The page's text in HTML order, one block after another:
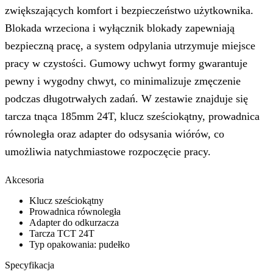
zwiększających komfort i bezpieczeństwo użytkownika.
Blokada wrzeciona i wyłącznik blokady zapewniają
bezpieczną pracę, a system odpylania utrzymuje miejsce
pracy w czystości. Gumowy uchwyt formy gwarantuje
pewny i wygodny chwyt, co minimalizuje zmęczenie
podczas długotrwałych zadań. W zestawie znajduje się
tarcza tnąca 185mm 24T, klucz sześciokątny, prowadnica
równoległa oraz adapter do odsysania wiórów, co
umożliwia natychmiastowe rozpoczęcie pracy.
Akcesoria
Klucz sześciokątny
Prowadnica równoległa
Adapter do odkurzacza
Tarcza TCT 24T
Typ opakowania: pudełko
Specyfikacja